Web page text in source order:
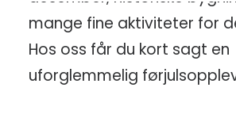
mange fine aktiviteter for
Hos oss får du kort sagt en
uforglemmelig